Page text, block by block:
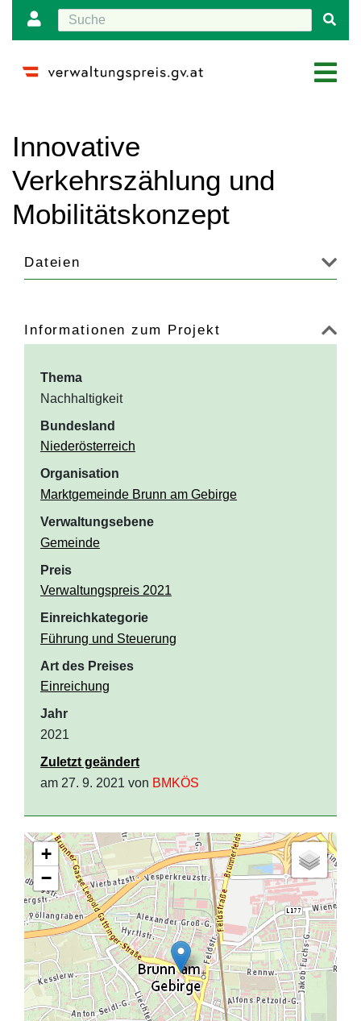
Innovative
Verkehrszählung und
Mobilitätskonzept
Dateien
Informationen zum Projekt
Thema
Nachhaltigkeit
Bundesland
Niederösterreich
Organisation
Marktgemeinde Brunn am Gebirge
Verwaltungsebene
Gemeinde
Preis
Verwaltungspreis 2021
Einreichkategorie
Führung und Steuerung
Art des Preises
Einreichung
Jahr
2021
Zuletzt geändert
am 27. 9. 2021 von BMKÖS
+
−